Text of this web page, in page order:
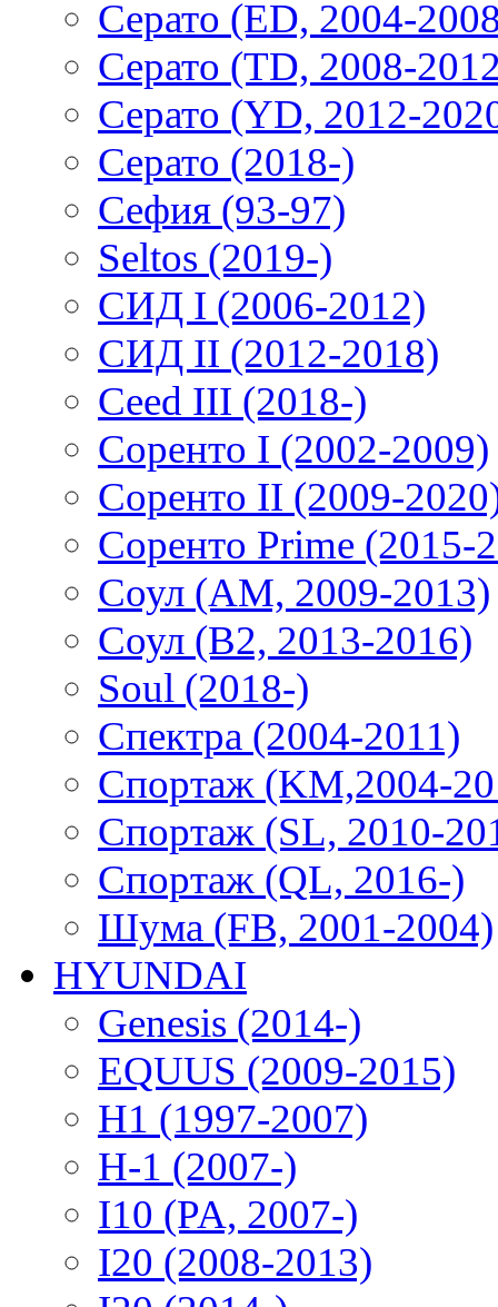
Серато (ED, 2004-
Серато (TD, 2008-
Серато (YD, 2012-
Серато (2018-)
Сефия (93-97)
Seltos (2019-)
СИД I (2006-2012)
СИД II (2012-2018)
Ceed III (2018-)
Соренто I (2002-2009)
Соренто II (2009-
Соренто Prime (2015-
Соул (AM, 2009-2013)
Соул (B2, 2013-2016)
Soul (2018-)
Спектра (2004-2011)
Спортаж (KM,2004-
Спортаж (SL, 2010-
Спортаж (QL, 2016-)
Шума (FB, 2001-2004)
HYUNDAI
Genesis (2014-)
EQUUS (2009-2015)
H1 (1997-2007)
H-1 (2007-)
I10 (PA, 2007-)
I20 (2008-2013)